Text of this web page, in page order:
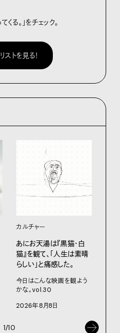
る。」をチェック。
ストを見る！
カルチャー
あにお天湯は『黒猫・白
猫』を観て、「人生は素晴
らしい」と痛感した。
今日はこんな映画を観よう
かな。vol.30
2026年8月8日
1/10